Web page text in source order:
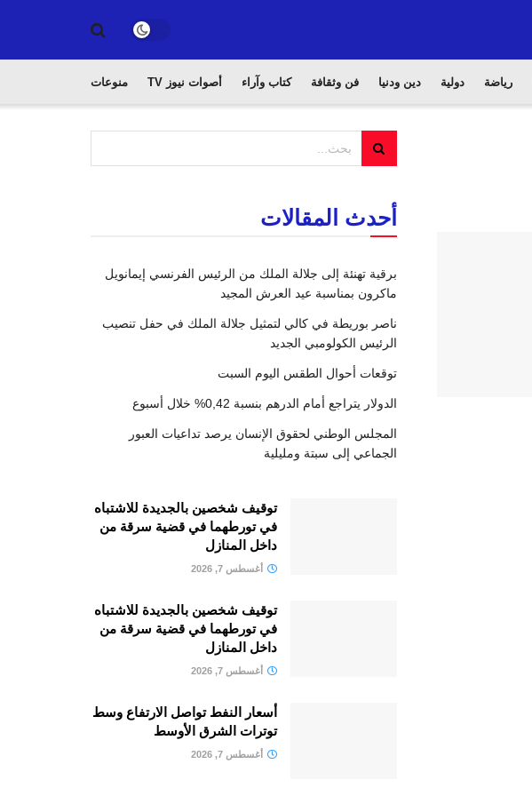
رياضة دولية دين ودنيا فن وثقافة كتاب وآراء أصوات نيوز TV منوعات
أحدث المقالات
برقية تهنئة إلى جلالة الملك من الرئيس الفرنسي إيمانويل
ماكرون بمناسبة عيد العرش المجيد
ناصر بوريطة في كالي لتمثيل جلالة الملك في حفل تنصيب
الرئيس الكولومبي الجديد
توقعات أحوال الطقس اليوم السبت
الدولار يتراجع أمام الدرهم بنسبة 0,42% خلال أسبوع
المجلس الوطني لحقوق الإنسان يرصد تداعيات العبور
الجماعي إلى سبتة ومليلية
توقيف شخصين بالجديدة للاشتباه
في تورطهما في قضية سرقة من
داخل المنازل
أغسطس 7, 2026
توقيف شخصين بالجديدة للاشتباه
في تورطهما في قضية سرقة من
داخل المنازل
أغسطس 7, 2026
أسعار النفط تواصل الارتفاع وسط
توترات الشرق الأوسط
أغسطس 7, 2026